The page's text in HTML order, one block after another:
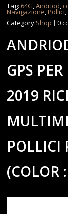
Tag: 64G ,Andriod
Navigazione ,Pollici
Category:Shop 0
GPS
2019
POLLICI
(COLOR